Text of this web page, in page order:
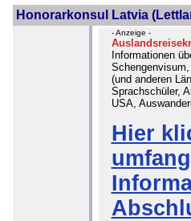
Honorarkonsul Latvia
- Anzeige -
Informationen
(und anderen
Sprachschüler,
USA,
Hier